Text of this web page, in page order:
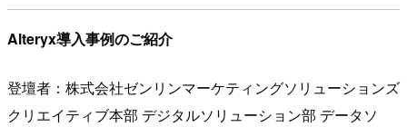
Alteryx導入事例のご紹介
登壇者：株式会社ゼンリンマーケティングソリューションズ
クリエイティブ本部 デジタルソリューション部 データソ